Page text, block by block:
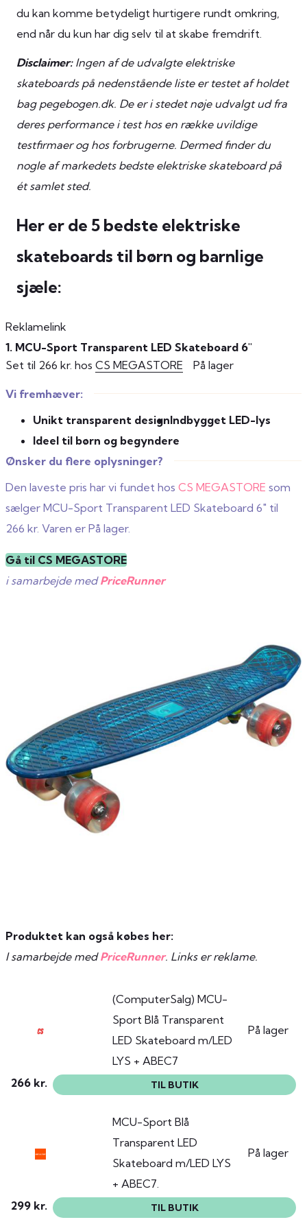
du kan komme betydeligt hurtigere rundt omkring,
end når du kun har dig selv til at skabe fremdrift.
Disclaimer:Ingen af de udvalgte elektriske
skateboards på nedenstående liste er testet af holdet
bag pegebogen.dk. De er i stedet nøje udvalgt ud fra
deres performance i test hos en række uvildige
testfirmaer og hos forbrugerne. Dermed finder du
nogle af markedets bedste elektriske skateboard på
ét samlet sted.
Her er de 5 bedste elektriske
skateboards til børn og barnlige
sjæle:
Reklamelink
1. MCU-Sport Transparent LED Skateboard 6"
Set til 266 kr. hos CS MEGASTORE På lager
Vi fremhæver:
Unikt transparent designIndbygget LED-lys
Ideel til børn og begyndere
Ønsker du flere oplysninger?
Den laveste pris har vi fundet hos CS MEGASTORE som
sælger MCU-Sport Transparent LED Skateboard 6" til
266 kr. Varen er På lager.
Gå til CS MEGASTORE
i samarbejde medPriceRunner
Produktet kan også købes her:
I samarbejde medPriceRunner. Links er reklame.
(ComputerSalg) MCU-
Sport Blå Transparent
LED Skateboard m/LED
LYS + ABEC7
På lager
266 kr. TIL BUTIK
MCU-Sport Blå
Transparent LED
Skateboard m/LED LYS
+ ABEC7.
På lager
299 kr. TIL BUTIK